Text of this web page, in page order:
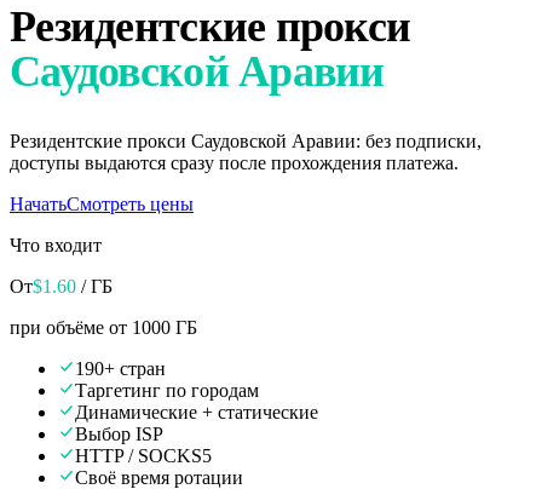
Резидентские прокси
Саудовской Аравии
Резидентские прокси Саудовской Аравии: без подписки,
доступы выдаются сразу после прохождения платежа.
НачатьСмотреть цены
Что входит
От$1.60 / ГБ
при объёме от 1000 ГБ
190+ стран
Таргетинг по городам
Динамические + статические
Выбор ISP
HTTP / SOCKS5
Своё время ротации